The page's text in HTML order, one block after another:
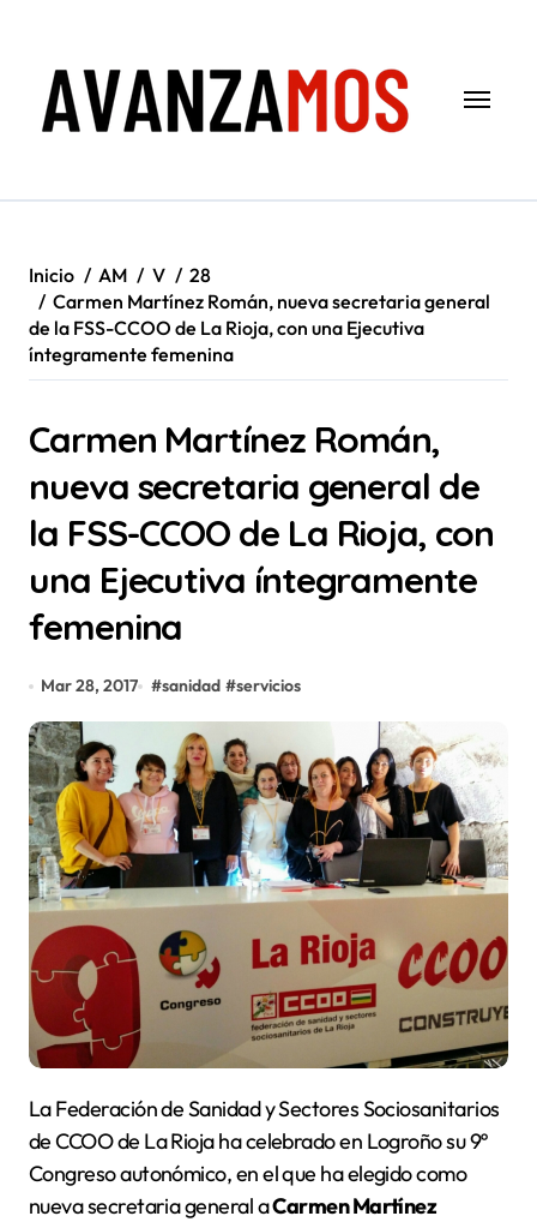
contenido
Inicio AM V
28
Carmen Martínez Román, nueva secretaria general
de la FSS-CCOO de La Rioja, con una Ejecutiva
íntegramente femenina
Carmen Martínez Román,
nueva secretaria general de
la FSS-CCOO de La Rioja, con
una Ejecutiva íntegramente
femenina
Mar 28, 2017 #sanidad #servicios
La Federación de Sanidad y Sectores Sociosanitarios
de CCOO de La Rioja ha celebrado en Logroño su 9º
Congreso autonómico, en el que ha elegido como
nueva secretaria general aCarmen Martínez